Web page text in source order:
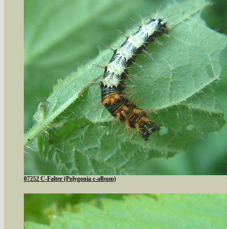
07252 C-Falter (Polygonia c-album)